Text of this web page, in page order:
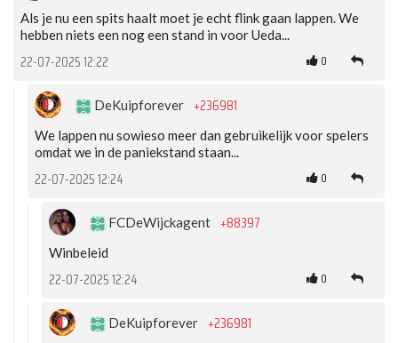
Als je nu een spits haalt moet je echt flink gaan lappen. We
hebben niets een nog een stand in voor Ueda...
22-07-2025 12:22 0
DeKuipforever +236981
We lappen nu sowieso meer dan gebruikelijk voor spelers
omdat we in de paniekstand staan...
22-07-2025 12:24 0
FCDeWijckagent +88397
Winbeleid
22-07-2025 12:24 0
DeKuipforever +236981